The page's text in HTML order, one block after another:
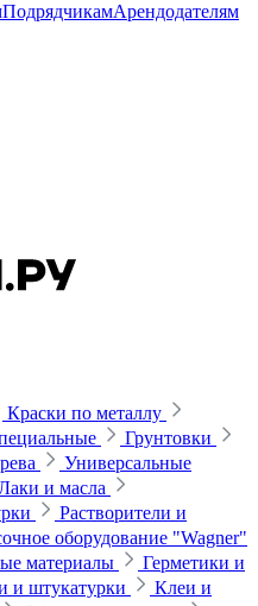
ПодрядчикамАрендодателям
Краски по металлу
Грунтовки
Универсальные
и масла
Растворители и
оборудование "Wagner"
материалы
Герметики и
и штукатурки
Клеи и